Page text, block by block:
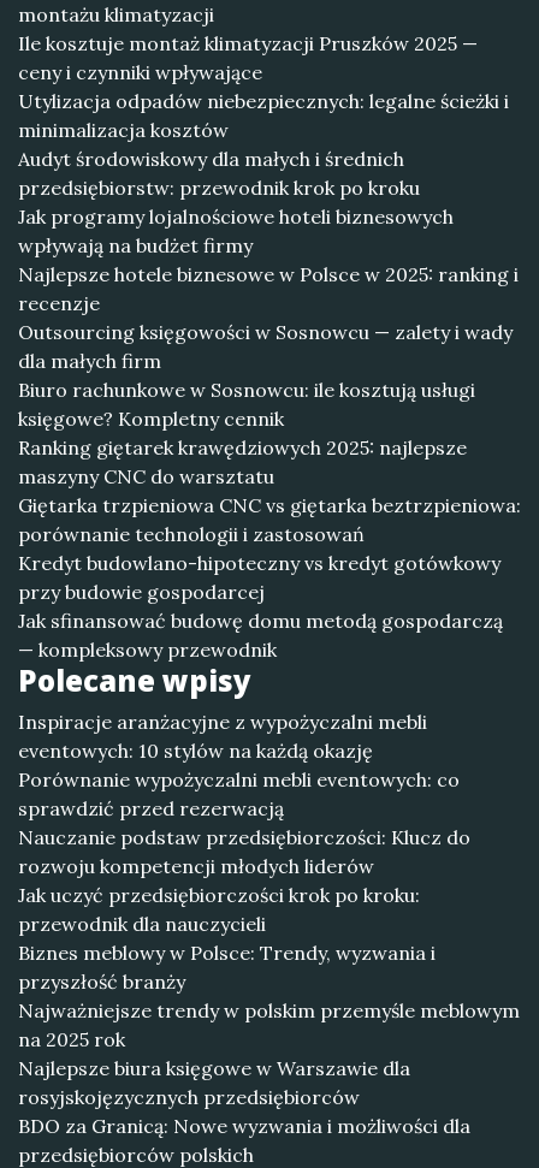
montażu klimatyzacji
Ile kosztuje montaż klimatyzacji Pruszków 2025 —
ceny i czynniki wpływające
Utylizacja odpadów niebezpiecznych: legalne ścieżki i
minimalizacja kosztów
Audyt środowiskowy dla małych i średnich
przedsiębiorstw: przewodnik krok po kroku
Jak programy lojalnościowe hoteli biznesowych
wpływają na budżet firmy
Najlepsze hotele biznesowe w Polsce w 2025: ranking i
recenzje
Outsourcing księgowości w Sosnowcu — zalety i wady
dla małych firm
Biuro rachunkowe w Sosnowcu: ile kosztują usługi
księgowe? Kompletny cennik
Ranking giętarek krawędziowych 2025: najlepsze
maszyny CNC do warsztatu
Giętarka trzpieniowa CNC vs giętarka beztrzpieniowa:
porównanie technologii i zastosowań
Kredyt budowlano-hipoteczny vs kredyt gotówkowy
przy budowie gospodarcej
Jak sfinansować budowę domu metodą gospodarczą
— kompleksowy przewodnik
Polecane wpisy
Inspiracje aranżacyjne z wypożyczalni mebli
eventowych: 10 stylów na każdą okazję
Porównanie wypożyczalni mebli eventowych: co
sprawdzić przed rezerwacją
Nauczanie podstaw przedsiębiorczości: Klucz do
rozwoju kompetencji młodych liderów
Jak uczyć przedsiębiorczości krok po kroku:
przewodnik dla nauczycieli
Biznes meblowy w Polsce: Trendy, wyzwania i
przyszłość branży
Najważniejsze trendy w polskim przemyśle meblowym
na 2025 rok
Najlepsze biura księgowe w Warszawie dla
rosyjskojęzycznych przedsiębiorców
BDO za Granicą: Nowe wyzwania i możliwości dla
przedsiębiorców polskich